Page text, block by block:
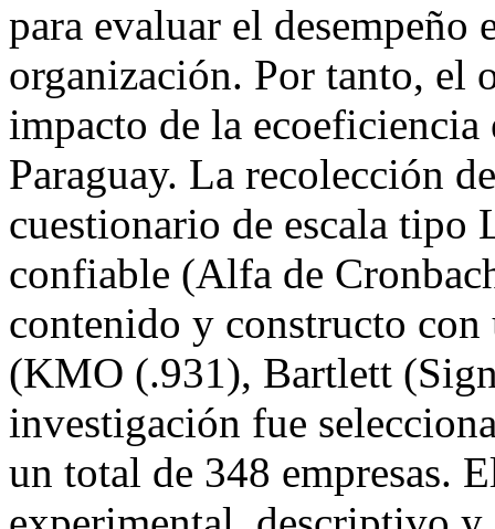
para evaluar el
organización. Por tanto, el
impacto de la ecoeficiencia
Paraguay. La recolección
cuestionario de escala tipo
confiable (Alfa de
contenido y constructo
(KMO (.931), Bartlett
investigación fue
un total de 348 empresas.